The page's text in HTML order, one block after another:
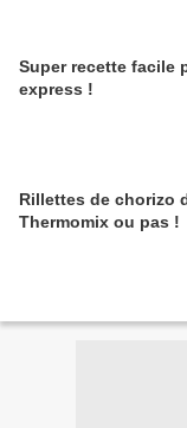
Super recette facile
express !
Rillettes de chorizo
Thermomix ou pas !